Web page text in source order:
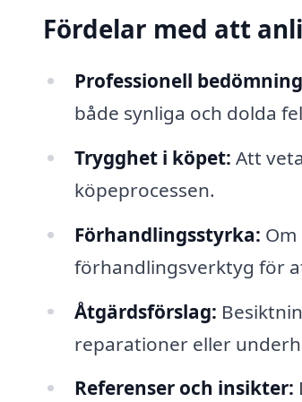
Fördelar med att
Professionell
både synliga och dolda
Trygghet i köpet: Att
köpeprocessen.
Förhandlingsstyrka:
förhandlingsverktyg för
Åtgärdsförslag:
reparationer eller
Referenser och insikter: